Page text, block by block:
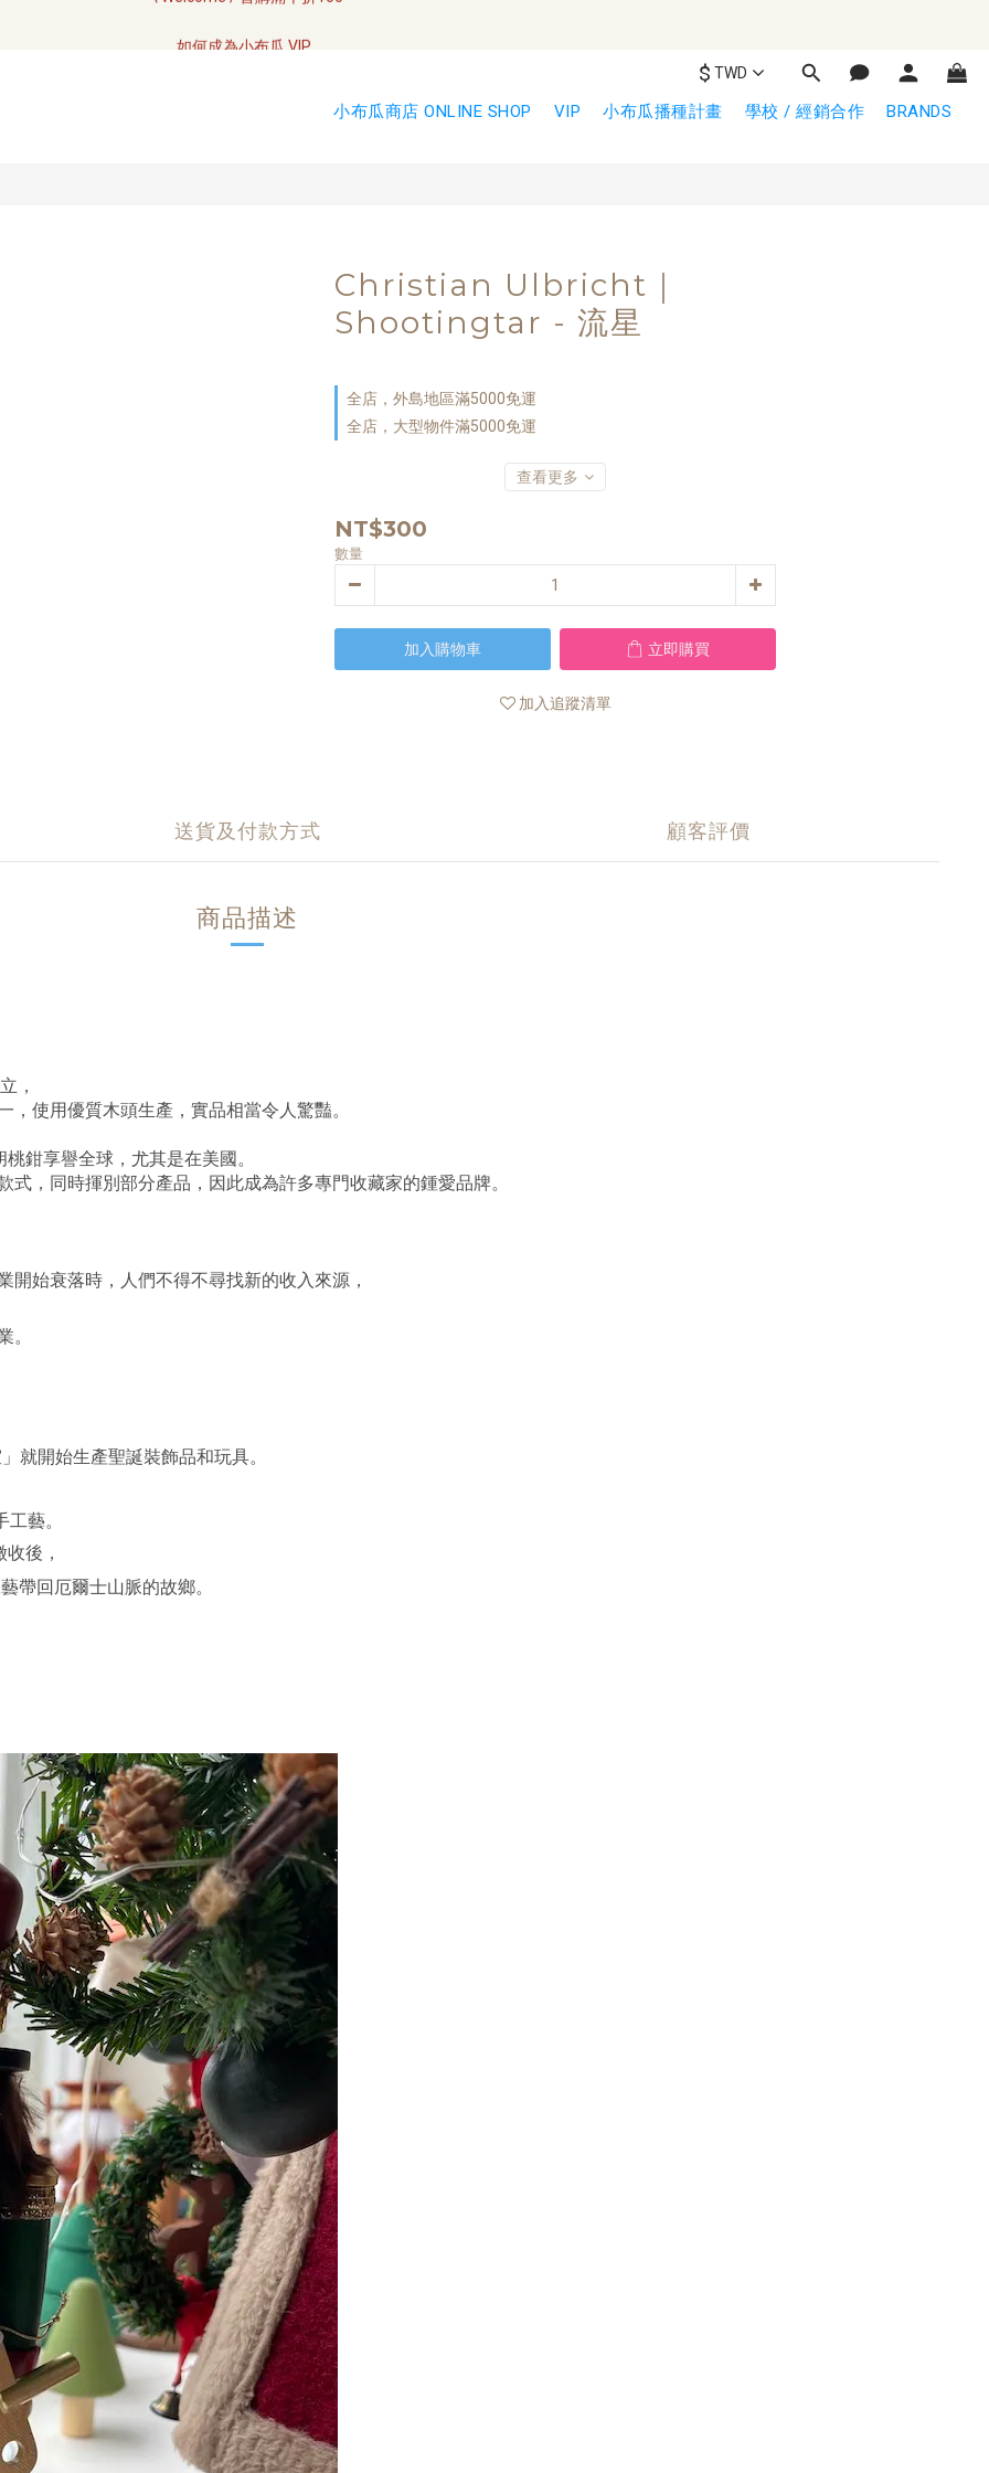
$ TWD
小布瓜商店 ONLINE SHOP VIP 小布瓜播種計畫 學校 / 經銷合作 BRANDS
Christian Ulbricht｜
Shootingtar - 流星
全店，外島地區滿5000免運
全店，大型物件滿5000免運
查看更多
NT$300
數量
加入購物車 立即購買
加入追蹤清單
送貨及付款方式 顧客評價
商品描述
，
使用優質木頭生產，實品相當令人驚豔。
鉗享譽全球，尤其是在美國。
，同時揮別部分產品，因此成為許多專門收藏家的鍾愛品牌。
始衰落時，人們不得不尋找新的收入來源，
開始生產聖誕裝飾品和玩具。
藝。
後，
帶回厄爾士山脈的故鄉。
立即購買